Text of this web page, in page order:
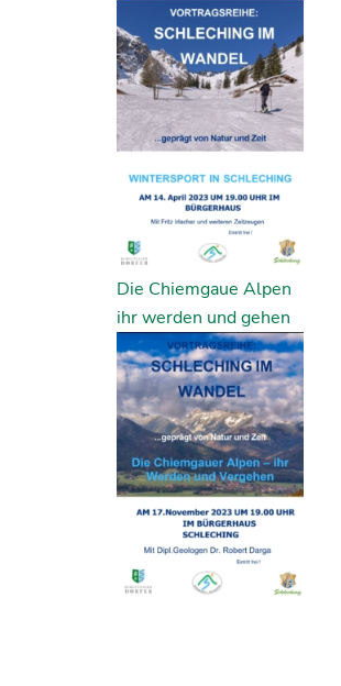
Die Chiemgaue Alpen
ihr werden und gehen